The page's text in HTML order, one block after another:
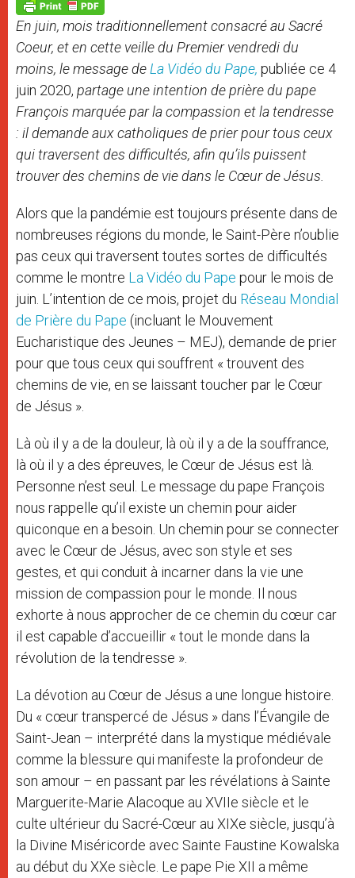
p e
r
k
En juin, mois traditionnellement consacré au Sacré
Coeur, et en cette veille du Premier vendredi du
moins, le message de La Vidéo du Pape, publiée ce 4
juin 2020, partage une intention de prière du pape
François marquée par la compassion et la tendresse
: il demande aux catholiques de prier pour tous ceux
qui traversent des difficultés, afin qu’ils puissent
trouver des chemins de vie dans le Cœur de Jésus.
Alors que la pandémie est toujours présente dans de
nombreuses régions du monde, le Saint-Père n’oublie
pas ceux qui traversent toutes sortes de difficultés
comme le montre La Vidéo du Pape pour le mois de
juin. L’intention de ce mois, projet du Réseau Mondial
de Prière du Pape (incluant le Mouvement
Eucharistique des Jeunes – MEJ), demande de prier
pour que tous ceux qui souffrent « trouvent des
chemins de vie, en se laissant toucher par le Cœur
de Jésus ».
Là où il y a de la douleur, là où il y a de la souffrance,
là où il y a des épreuves, le Cœur de Jésus est là.
Personne n’est seul. Le message du pape François
nous rappelle qu’il existe un chemin pour aider
quiconque en a besoin. Un chemin pour se connecter
avec le Cœur de Jésus, avec son style et ses
gestes, et qui conduit à incarner dans la vie une
mission de compassion pour le monde. Il nous
exhorte à nous approcher de ce chemin du cœur car
il est capable d’accueillir « tout le monde dans la
révolution de la tendresse ».
La dévotion au Cœur de Jésus a une longue histoire.
Du « cœur transpercé de Jésus » dans l’Évangile de
Saint-Jean – interprété dans la mystique médiévale
comme la blessure qui manifeste la profondeur de
son amour – en passant par les révélations à Sainte
Marguerite-Marie Alacoque au XVIIe siècle et le
culte ultérieur du Sacré-Cœur au XIXe siècle, jusqu’à
la Divine Miséricorde avec Sainte Faustine Kowalska
au début du XXe siècle. Le pape Pie XII a même